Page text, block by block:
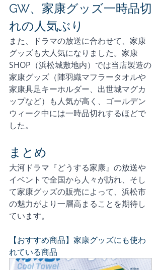
GW、家康グッズ一時品切
れの人気ぶり
また、ドラマの放送に合わせて、家康
グッズも大人気になりました。家康
SHOP（浜松城敷地内）では当店製造の
家康グッズ（陣羽織マフラータオルや
家康具足キーホルダー、出世城マグカ
ップなど）も人気が高く、ゴールデン
ウィーク中には一時品切れするほどで
した。
まとめ
大河ドラマ『どうする家康』の放送や
イベントで全国から人々が訪れ、そし
て家康グッズの販売によって、浜松市
の魅力がより一層高まることを期待し
ています。
【おすすめ商品】家康グッズにも使わ
れている商品